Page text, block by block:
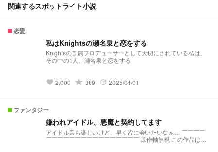
関連するスポットライト小説
恋愛
私はKnightsの瀬名泉と恋をする
Knightsの専属プロデューサーとして大切にされている私は、
その中の1人、瀬名泉と恋をする
favorite 2,000 grade 389 update 2025/04/01
ファンタジー
嫌われアイドル、悪魔と契約してます
アイドル業も楽しいけど、早く皆に会いたいなぁ… ￣￣￣￣
￣￣￣￣￣￣￣￣￣￣￣￣￣￣￣￣ 原作軸無視 この作品は